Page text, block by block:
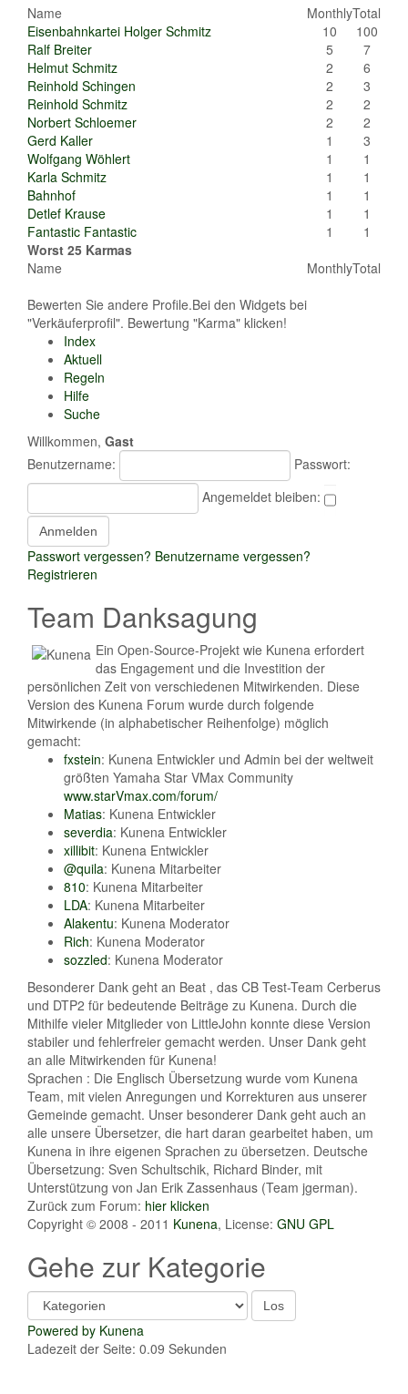
Name
MonthlyTotal
Eisenbahnkartei Holger Schmitz
10
100
Ralf Breiter
5
7
Helmut Schmitz
2
6
Reinhold Schingen
2
3
Reinhold Schmitz
2
2
Norbert Schloemer
2
2
Gerd Kaller
1
3
Wolfgang Wöhlert
1
1
Karla Schmitz
1
1
Bahnhof
1
1
Detlef Krause
1
1
Fantastic Fantastic
1
1
Worst 25 Karmas
Name
MonthlyTotal
Bewerten Sie andere Profile.Bei den Widgets bei
"Verkäuferprofil". Bewertung "Karma" klicken!
Index
Aktuell
Regeln
Hilfe
Suche
Willkommen, Gast
Benutzername:
Passwort:
Angemeldet bleiben:
Passwort vergessen? Benutzername vergessen?
Registrieren
Team Danksagung
Ein Open-Source-Projekt wie Kunena erfordert
das Engagement und die Investition der
persönlichen Zeit von verschiedenen Mitwirkenden. Diese
Version des Kunena Forum wurde durch folgende
Mitwirkende (in alphabetischer Reihenfolge) möglich
gemacht:
fxstein: Kunena Entwickler und Admin bei der weltweit
größten Yamaha Star VMax Community
www.starVmax.com/forum/
Matias: Kunena Entwickler
severdia: Kunena Entwickler
xillibit: Kunena Entwickler
@quila: Kunena Mitarbeiter
810: Kunena Mitarbeiter
LDA: Kunena Mitarbeiter
Alakentu: Kunena Moderator
Rich: Kunena Moderator
sozzled: Kunena Moderator
Besonderer Dank geht an Beat , das CB Test-Team Cerberus
und DTP2 für bedeutende Beiträge zu Kunena. Durch die
Mithilfe vieler Mitglieder von LittleJohn konnte diese Version
stabiler und fehlerfreier gemacht werden. Unser Dank geht
an alle Mitwirkenden für Kunena!
Sprachen : Die Englisch Übersetzung wurde vom Kunena
Team, mit vielen Anregungen und Korrekturen aus unserer
Gemeinde gemacht. Unser besonderer Dank geht auch an
alle unsere Übersetzer, die hart daran gearbeitet haben, um
Kunena in ihre eigenen Sprachen zu übersetzen. Deutsche
Übersetzung: Sven Schultschik, Richard Binder, mit
Unterstützung von Jan Erik Zassenhaus (Team jgerman).
Zurück zum Forum: hier klicken
Copyright © 2008 - 2011 Kunena, License: GNU GPL
Gehe zur Kategorie
Powered by Kunena
Ladezeit der Seite: 0.09 Sekunden